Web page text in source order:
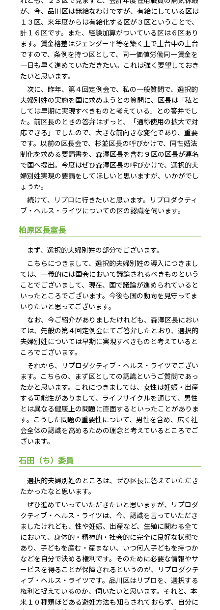
が、今、品川区は無給なわけですが、有給にしている区は
１３区、来年度からは有給化する区が３区ということで、
計１６区です。また、経験加算がついている区は６区あり
ます。賃金格差はジェンダー平等を築く上で土台中の土台
ですので、条例を持つ区として、同一価値労働同一賃金を
一日も早く進めていただきたい。これは強く要望しておき
たいと思います。
次に、昨年、第４回定例会で、私の一般質問で、選択的
夫婦別姓の実施を国に求めようとの質問に、区長は「私と
しては早期に実現すべきものと考えている」との答弁でし
た。前区長のときの答弁はずっと、「通称使用の拡大で対
応できる」でしたので、大きな前向きな変化であり、重要
です。以前の区長会で、杉並区長の呼びかけで、同性婚法
制化を求める要請書を、森澤区長を含む９区の区長が連名
で国へ提出。今度はぜひ森澤区長の呼びかけで、選択的夫
婦別姓実現の要請をしてほしいと思いますが、いかがでし
ょうか。
続けて、リプロに行きたいと思います。リプロダクティ
ブ・ヘルス・ライツについての区の認識を伺います。
柏原区長室長
まず、選択的夫婦別姓の部分でございます。
こちらにつきまして、選択的夫婦別姓の導入につきまし
ては、一義的には国会において議論されるべきものという
ことでございまして、現在、国で議論が進められていると
いったところでございます。今後も国の動向を見守ってま
いりたいと思ってございます。
なお、今ご紹介がありましたけれども、森澤区長におい
ては、先般の第４回定例会にてご答弁したとおり、選択的
夫婦別姓については早期に実現すべきものと考えていると
ころでございます。
それから、リプロダクティブ・ヘルス・ライツでござい
ます。こちらの、まず区としての認識というご質問であっ
たかと思います。これにつきましては、女性は妊娠・出産
する可能性がありまして、ライフサイクルを通じて、男性
とは異なる健康上の問題に直面するといったことがありま
す。こうした問題の重要性について、男性を含め、広く社
会全体の認識を高めるための理念と考えているところでご
ざいます。
石田（ち）委員
選択的夫婦別姓のところは、ぜひ区長に答えていただき
たかったなと思います。
ぜひ進めていっていただきたいと思いますが、リプロダ
クティブ・ヘルス・ライツは、今、認識を言っていただき
ましたけれども、性や妊娠、出産など、生殖に関わる全て
において、身体的・精神的・社会的に完全に良好な状態で
あり、子どもを産む・産まない、いつ何人子どもを持つか
などを自分で決める権利です。そのために必要な情報やサ
ービスを得ることが保障されるというのが、リプロダクテ
ィブ・ヘルス・ライツです。品川区はリプロを、選択する
権利と捉えているのか、伺いたいと思います。それと、本
来１０種類ほどある避妊方法も知らされておらず、自分に